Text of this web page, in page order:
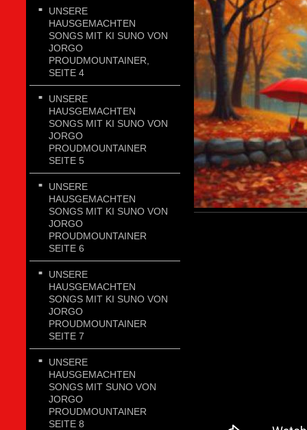
UNSERE
HAUSGEMACHTEN
SONGS MIT KI SUNO VON
JORGO
PROUDMOUNTAINER,
SEITE 4
UNSERE
HAUSGEMACHTEN
SONGS MIT KI SUNO VON
JORGO
PROUDMOUNTAINER
SEITE 5
UNSERE
HAUSGEMACHTEN
SONGS MIT KI SUNO VON
JORGO
PROUDMOUNTAINER
SEITE 6
UNSERE
HAUSGEMACHTEN
SONGS MIT KI SUNO VON
JORGO
PROUDMOUNTAINER
SEITE 7
UNSERE
HAUSGEMACHTEN
SONGS MIT SUNO VON
JORGO
PROUDMOUNTAINER
SEITE 8